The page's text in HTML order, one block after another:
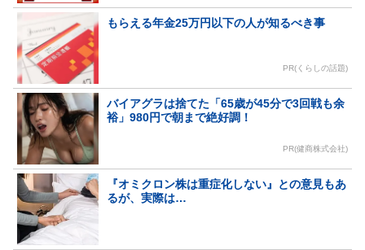
もらえる年金25万円以下の人が知るべき事
PR(くらしの話題)
バイアグラは捨てた「65歳が45分で3回戦も余
裕」980円で朝まで絶好調！
PR(健商株式会社)
『オミクロン株は重症化しない』との意見もあ
るが、実際は…